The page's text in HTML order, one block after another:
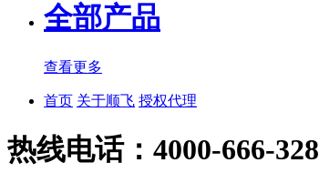
全部产品
查看更多
首页 关于顺飞 授权代理
热线电话：4000-666-328